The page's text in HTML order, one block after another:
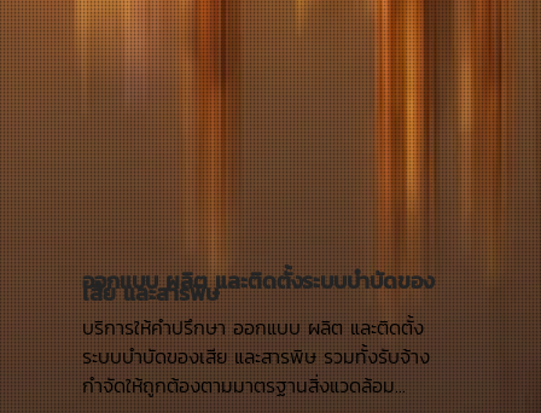
ออกแบบ ผลิต และติดตั้งระบบบำบัดของ
เสีย และสารพิษ
บริการให้คำปรึกษา ออกแบบ ผลิต และติดตั้ง
ระบบบำบัดของเสีย และสารพิษ รวมทั้งรับจ้าง
กำจัดให้ถูกต้องตามมาตรฐานสิ่งแวดล้อม...